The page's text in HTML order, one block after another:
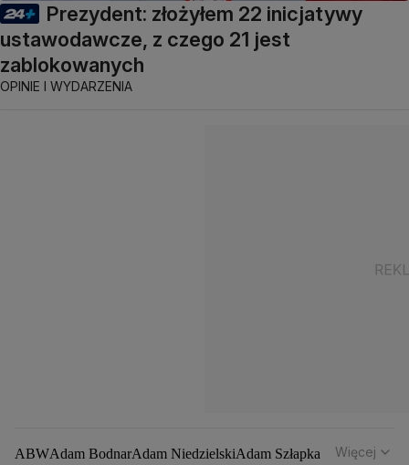
Prezydent: złożyłem 22 inicjatywy
ustawodawcze, z czego 21 jest
zablokowanych
OPINIE I WYDARZENIA
ABWAdam BodnarAdam NiedzielskiAdam Szłapka Więcej